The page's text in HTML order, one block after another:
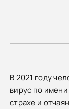
В 2021 году
вирус по
страхе и